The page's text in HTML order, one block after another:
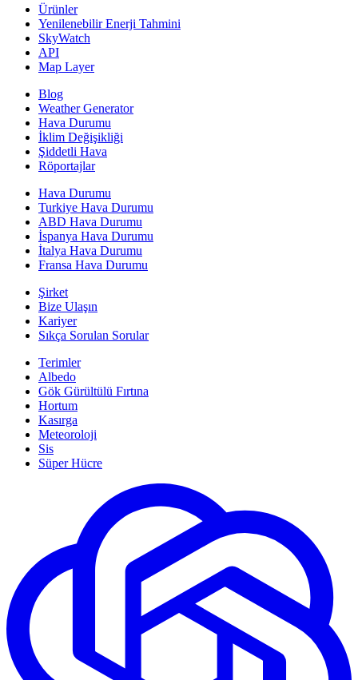
Ürünler
Yenilenebilir Enerji Tahmini
SkyWatch
API
Map Layer
Blog
Weather Generator
Hava Durumu
İklim Değişikliği
Şiddetli Hava
Röportajlar
Hava Durumu
Turkiye Hava Durumu
ABD Hava Durumu
İspanya Hava Durumu
İtalya Hava Durumu
Fransa Hava Durumu
Şirket
Bize Ulaşın
Kariyer
Sıkça Sorulan Sorular
Terimler
Albedo
Gök Gürültülü Fırtına
Hortum
Kasırga
Meteoroloji
Sis
Süper Hücre